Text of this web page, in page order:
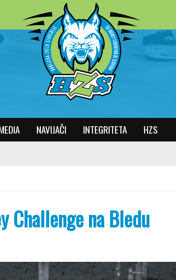
NAVIJAČI INTEGRITETA HZS
Challenge na Bledu